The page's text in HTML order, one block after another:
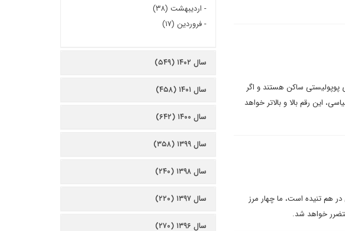
ساکن هستند و اگر
این رقم بالا و بالاتر خواهد
هم تنیده است، ما چهار مرز
متضرر خواهد شد.
- اردیبهشت (۳۸)
-فروردین (۱۷)
سال ۱۴۰۲ (۵۴۹)
سال ۱۴۰۱ (۴۵۸)
سال ۱۴۰۰ (۶۴۲)
سال ۱۳۹۹ (۳۵۸)
سال ۱۳۹۸ (۲۴۰)
سال ۱۳۹۷ (۲۲۰)
سال ۱۳۹۶ (۲۷۰)